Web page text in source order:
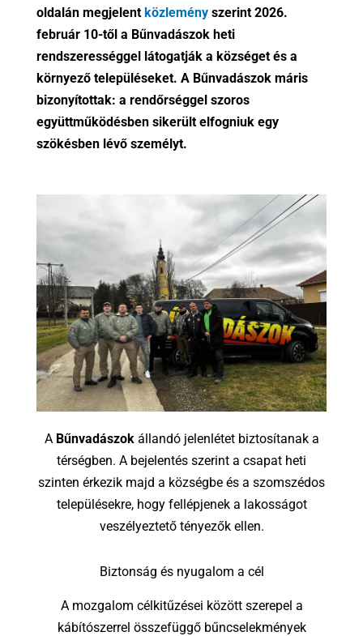
oldalán megjelent közlemény szerint 2026.
február 10-től a Bűnvadászok heti
rendszerességgel látogatják a községet és a
környező településeket. A Bűnvadászok máris
bizonyítottak: a rendőrséggel szoros
együttműködésben sikerült elfogniuk egy
szökésben lévő személyt.
A Bűnvadászokállandó jelenlétet biztosítanak a
térségben. A bejelentés szerint a csapat heti
szinten érkezik majd a községbe és a szomszédos
településekre, hogy fellépjenek a lakosságot
veszélyeztető tényezők ellen.
Biztonság és nyugalom a cél
A mozgalom célkitűzései között szerepel a
kábítószerrel összefüggő bűncselekmények